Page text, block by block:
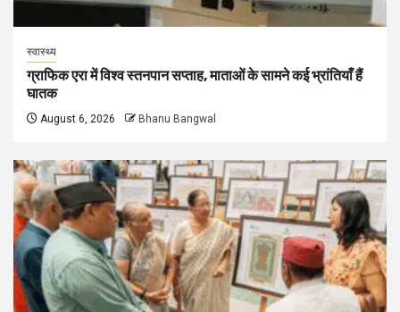
स्वास्थ्य
ग्राफिक एरा में विश्व स्तनपान सप्ताह, माताओं के सामने कई भ्रांतियाँ हैं
घातक
August 6, 2026 Bhanu Bangwal